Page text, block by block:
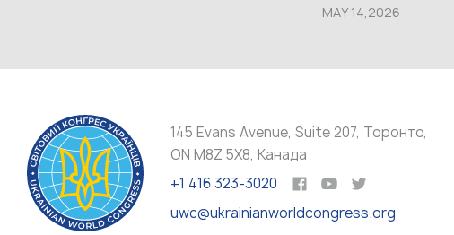
MAY 14,2026
145 Evans Avenue, Suite 207, Торонто,
ON M8Z 5X8, Канада
+1 416 323-3020
uwc@ukrainianworldcongress.org